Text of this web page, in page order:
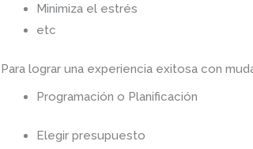
Minimiza el estrés
etc
Para lograr una experiencia exitosa con
Programación o Planificación
Elegir presupuesto